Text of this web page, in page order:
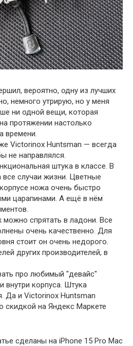
вероятно, одну из лучших
немного утрирую, но у меня
ни одной вещи, которая
протяжении настолько
времени.
Victorinox Huntsman — всегда
не направлялся.
штука в классе. В
все случаи жизни. Цветные
ножа очень быстро
царапинами. А ещё в нём
спрятать в ладони. Все
очень качественно. Для
стоит он очень недорого.
других производителей, в
про любимый "девайс"
внутри корпуса. Штука
Да и Victorinox Huntsman
скидкой на Яндекс Маркете
сделаны на iPhone 15 Pro Mac